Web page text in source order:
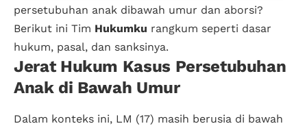
persetubuhan anak dibawah umur dan aborsi?
Berikut ini Tim Hukumku rangkum seperti dasar
hukum, pasal, dan sanksinya.
Jerat Hukum Kasus Persetubuhan
Anak di Bawah Umur
Dalam konteks ini, LM (17) masih berusia di bawah